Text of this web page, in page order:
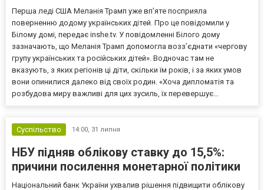
Перша леді США Меланія Трамп уже впʼяте посприяла
поверненню додому українських дітей. Про це повідомили у
Білому домі, передає inshe.tv. У повідомленні Білого дому
зазначають, що Меланія Трамп допомогла возз’єднати «чергову
групу українських та російських дітей». Водночас там не
вказують, з яких регіонів ці діти, скільки їм років, і за яких умов
вони опинилися далеко від своїх родин. «Хоча дипломатія та
розбудова миру важливі для цих зусиль, їх перевершує...
Суспільство 14:00, 31 липня
НБУ підняв облікову ставку до 15,5%:
причини посилення монетарної політики
Національний банк України ухвалив рішення підвищити облікову